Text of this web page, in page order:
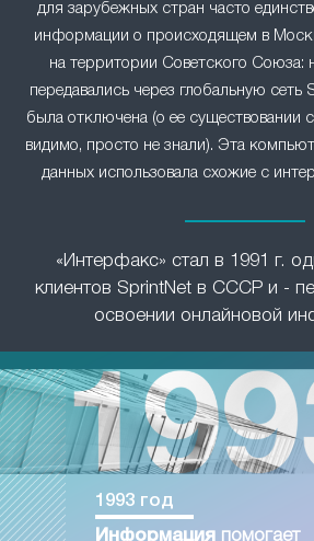
для зарубежных стран часто
информации о происходящем в
на территории Советского Союза:
передавались через глобальную сеть
была отключена (о ее существовании
видимо, просто не знали). Эта
данных использовала схожие с
«Интерфакс» стал в 1991 г.
клиентов SprintNet в СССР и -
освоении онлайновой
1993 год
Информация помогает